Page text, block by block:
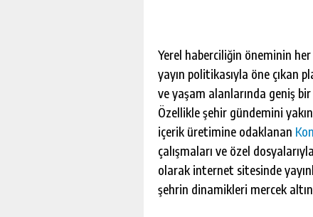
Yerel haberciliğin öneminin
yayın politikasıyla öne çıkan
ve yaşam alanlarında geniş
Özellikle şehir gündemini
içerik üretimine odaklanan
çalışmaları ve özel
olarak internet sitesinde
şehrin dinamikleri mercek